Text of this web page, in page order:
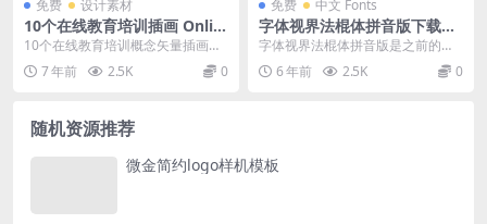
免费 设计素材
10个在线教育培训插画 Onlin
e Education
10个在线教育培训概念矢量插画素
材，包含AI和EPS格式文件。下方
可预览所有10...
7 年前 2.5K 0
免费 中文 Fonts
字体视界法棍体拼音版下载
「免费可商用」
字体视界法棍体拼音版是之前的字
体视界法棍体加上了拼音标记，这
是一种用来帮助学生更...
6 年前 2.5K 0
随机资源推荐
微金简约logo样机模板